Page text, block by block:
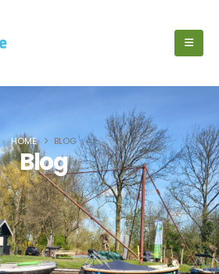
HOME BLOG
Blog